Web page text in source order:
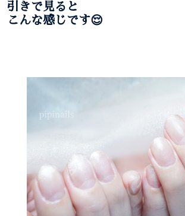
引きで見ると
こんな感じです😌